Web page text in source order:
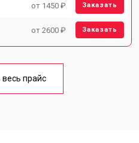
от 1450 ₽ Заказать
от 2600 ₽ Заказать
весь прайс